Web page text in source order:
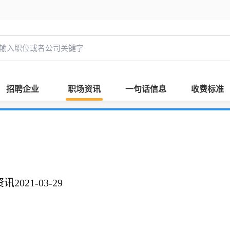
招聘企业 职场资讯 一句话信息 收费标准
2021-03-29